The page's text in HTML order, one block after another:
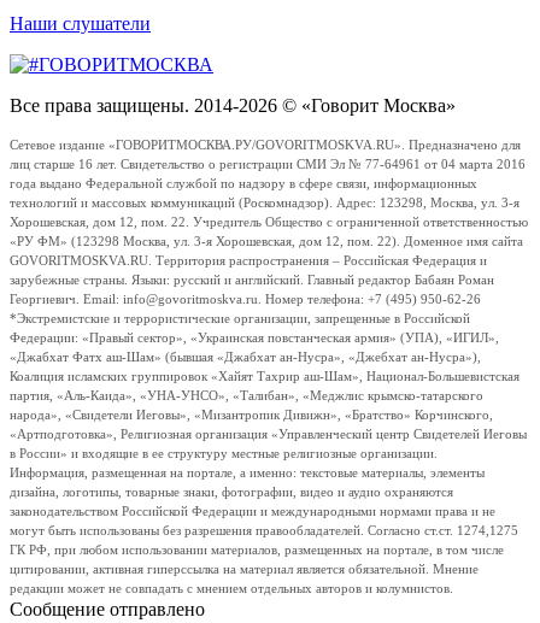
Наши слушатели
Все права защищены. 2014-2026 © «Говорит Москва»
Сетевое издание «ГОВОРИТМОСКВА.РУ/GOVORITMOSKVA.RU». Предназначено для
лиц старше 16 лет. Свидетельство о регистрации СМИ Эл № 77-64961 от 04 марта 2016
года выдано Федеральной службой по надзору в сфере связи, информационных
технологий и массовых коммуникаций (Роскомнадзор). Адрес: 123298, Москва, ул. 3-я
Хорошевская, дом 12, пом. 22. Учредитель Общество с ограниченной ответственностью
«РУ ФМ» (123298 Москва, ул. 3-я Хорошевская, дом 12, пом. 22). Доменное имя сайта
GOVORITMOSKVA.RU. Территория распространения – Российская Федерация и
зарубежные страны. Языки: русский и английский. Главный редактор Бабаян Роман
Георгиевич. Email: info@govoritmoskva.ru. Номер телефона: +7 (495) 950-62-26
*Экстремистские и террористические организации, запрещенные в Российской
Федерации: «Правый сектор», «Украинская повстанческая армия» (УПА), «ИГИЛ»,
«Джабхат Фатх аш-Шам» (бывшая «Джабхат ан-Нусра», «Джебхат ан-Нусра»),
Коалиция исламских группировок «Хайят Тахрир аш-Шам», Национал-Большевистская
партия, «Аль-Каида», «УНА-УНСО», «Талибан», «Меджлис крымско-татарского
народа», «Свидетели Иеговы», «Мизантропик Дивижн», «Братство» Корчинского,
«Артподготовка», Религиозная организация «Управленческий центр Свидетелей Иеговы
в России» и входящие в ее структуру местные религиозные организации.
Информация, размещенная на портале, а именно: текстовые материалы, элементы
дизайна, логотипы, товарные знаки, фотографии, видео и аудио охраняются
законодательством Российской Федерации и международными нормами права и не
могут быть использованы без разрешения правообладателей. Согласно ст.ст. 1274,1275
ГК РФ, при любом использовании материалов, размещенных на портале, в том числе
цитировании, активная гиперссылка на материал является обязательной. Мнение
редакции может не совпадать с мнением отдельных авторов и колумнистов.
Сообщение отправлено